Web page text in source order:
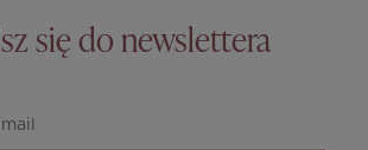
się do newslettera